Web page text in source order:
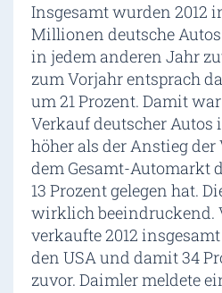
Insgesamt wurden 2012
Millionen deutsche
in jedem anderen Jahr
zum Vorjahr entsprach
um 21 Prozent. Damit
Verkauf deutscher Autos
höher als der Anstieg
dem Gesamt-Automarkt
13 Prozent gelegen hat.
wirklich beeindruckend.
verkaufte 2012
den USA und damit 34
zuvor. Daimler meldete